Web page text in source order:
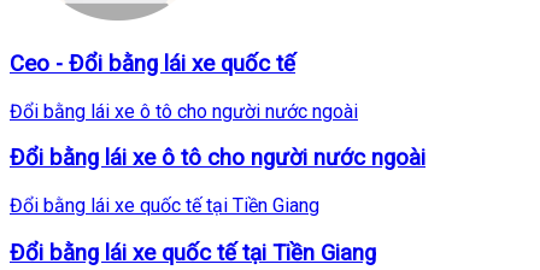
Ceo - Đổi bằng lái xe quốc tế
Đổi bằng lái xe ô tô cho người nước ngoài
Đổi bằng lái xe ô tô cho người nước ngoài
Đổi bằng lái xe quốc tế tại Tiền Giang
Đổi bằng lái xe quốc tế tại Tiền Giang